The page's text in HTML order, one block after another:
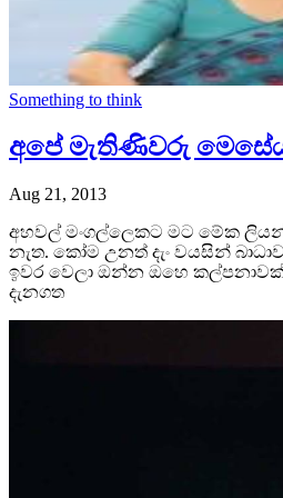
Something to think
අපේ මැතිණිවරු
Aug 21, 2013
අහවල් මංගල්ලෙකට මට මේක
නැත. කෝම උනත් දැං වයසින්
ඉවර වෙලා ඔන්න ඔහෙ කල්පනාවක්
දැනගත